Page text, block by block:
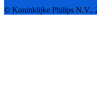
© Koninklijke Philips N.V.,